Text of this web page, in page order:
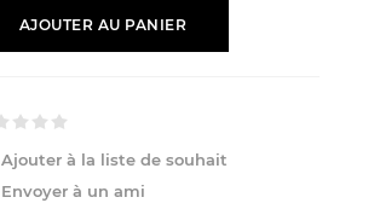
AJOUTER AU PANIER
Ajouter à la liste de souhait
Envoyer à un ami